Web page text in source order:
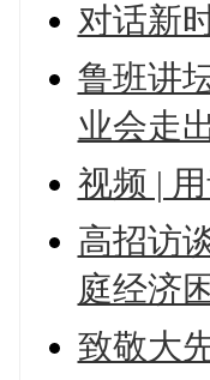
对话新
鲁班讲
业会走
视频 |
高招访
庭经济
致敬大